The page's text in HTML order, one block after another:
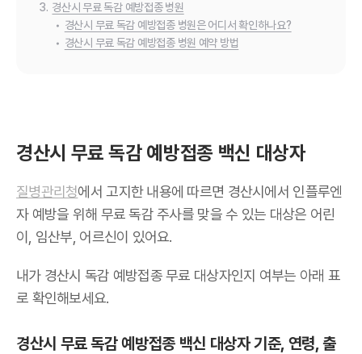
3. 경산시 무료 독감 예방접종 병원
• 경산시 무료 독감 예방접종 병원은 어디서 확인하나요?
• 경산시 무료 독감 예방접종 병원 예약 방법
경산시 무료 독감 예방접종 백신 대상자
질병관리청에서 고지한 내용에 따르면 경산시에서 인플루엔
자 예방을 위해 무료 독감 주사를 맞을 수 있는 대상은 어린
이, 임산부, 어르신이 있어요.
내가 경산시 독감 예방접종 무료 대상자인지 여부는 아래 표
로 확인해보세요.
경산시 무료 독감 예방접종 백신 대상자 기준, 연령, 출